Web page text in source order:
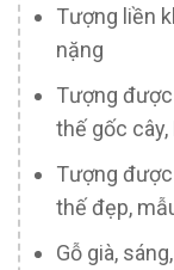
Tượng liền
nặng
Tượng
thế gốc
Tượng
thế đẹp,
Gỗ già,